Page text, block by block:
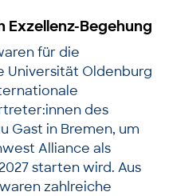
Exzellenz-Begehung
für die
Universität Oldenburg
des
Gast in Bremen, um
Alliance als
starten wird. Aus
zahlreiche